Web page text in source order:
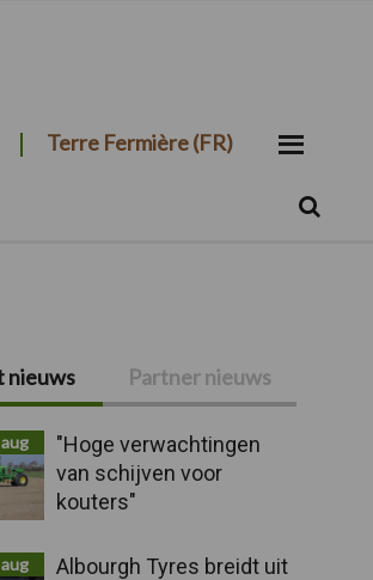
Terre Fermière (FR)
nieuws Partner nieuws
"Hoge verwachtingen
van schijven voor
kouters"
Albourgh Tyres breidt uit